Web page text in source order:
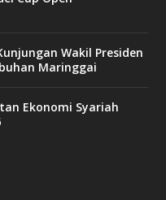
Wakil Presiden
Maringgai
Ekonomi Syariah